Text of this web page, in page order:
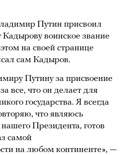
Путин присвоил
Кадырову воинское звание
на своей странице
сам Кадыров.
Путину за присвоение
все, что он делает для
государства. Я всегда
что являюсь
Президента, готов
самой
на любом континенте», —